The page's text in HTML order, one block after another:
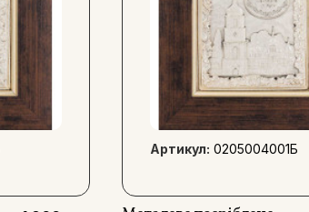
Артикул: 0205004001Б